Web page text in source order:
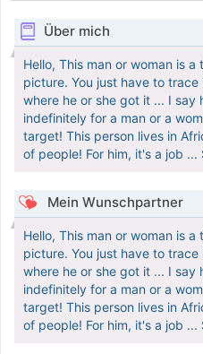
Über mich
Hello, This man or woman is
picture. You just have to
where he or she got it ... I say
indefinitely for a man or a
target! This person lives in
of people! For him, it's a job ...
Mein Wunschpartner
Hello, This man or woman is
picture. You just have to
where he or she got it ... I say
indefinitely for a man or a
target! This person lives in
of people! For him, it's a job ...